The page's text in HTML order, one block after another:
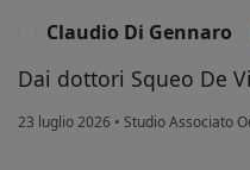
Claudio Di Gennaro
Dai dottori Squeo De
23 luglio 2026 • Studio Associato